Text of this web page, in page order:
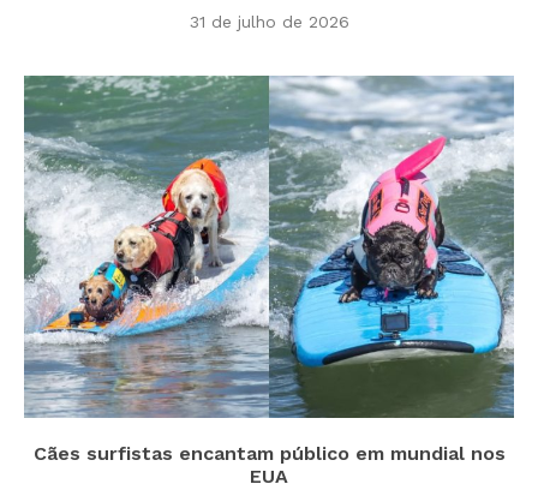
31 de julho de 2026
Cães surfistas encantam público em mundial nos
EUA